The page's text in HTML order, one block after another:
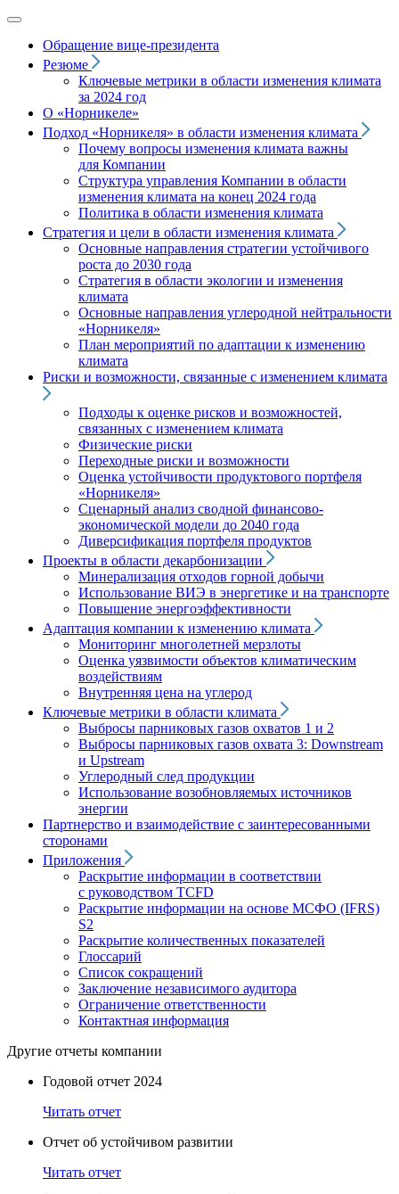
Обращение вице‑президента
Резюме
Ключевые метрики в области изменения климата
за 2024 год
О «Норникеле»
Подход «Норникеля» в области изменения климата
Почему вопросы изменения климата важны
для Компании
Структура управления Компании в области
изменения климата на конец 2024 года
Политика в области изменения климата
Стратегия и цели в области изменения климата
Основные направления стратегии устойчивого
роста до 2030 года
Стратегия в области экологии и изменения
климата
Основные направления углеродной нейтральности
«Норникеля»
План мероприятий по адаптации к изменению
климата
Риски и возможности, связанные с изменением климата
Подходы к оценке рисков и возможностей,
связанных с изменением климата
Физические риски
Переходные риски и возможности
Оценка устойчивости продуктового портфеля
«Норникеля»
Сценарный анализ сводной финансово-
экономической модели до 2040 года
Диверсификация портфеля продуктов
Проекты в области декарбонизации
Минерализация отходов горной добычи
Использование ВИЭ в энергетике и на транспорте
Повышение энергоэффективности
Адаптация компании к изменению климата
Мониторинг многолетней мерзлоты
Оценка уязвимости объектов климатическим
воздействиям
Внутренняя цена на углерод
Ключевые метрики в области климата
Выбросы парниковых газов охватов 1 и 2
Выбросы парниковых газов охвата 3: Downstream
и Upstream
Углеродный след продукции
Использование возобновляемых источников
энергии
Партнерство и взаимодействие с заинтересованными
сторонами
Приложения
Раскрытие информации в соответствии
с руководством TCFD
Раскрытие информации на основе МСФО (IFRS)
S2
Раскрытие количественных показателей
Глоссарий
Список сокращений
Заключение независимого аудитора
Ограничение ответственности
Контактная информация
Другие отчеты компании
Годовой отчет 2024
Читать отчет
Отчет об устойчивом развитии
Читать отчет